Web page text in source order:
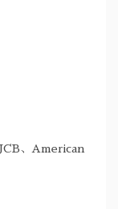
、American